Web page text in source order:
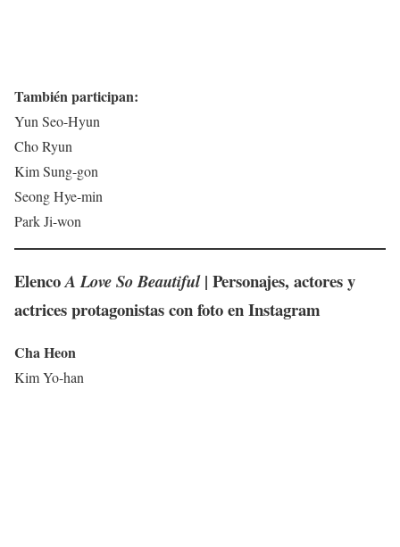
También participan:
Yun Seo-Hyun
Cho Ryun
Kim Sung-gon
Seong Hye-min
Park Ji-won
ElencoA Love So Beautiful| Personajes, actores y
actrices protagonistas con foto en Instagram
Cha Heon
Kim Yo-han